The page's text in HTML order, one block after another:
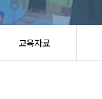
교육자료